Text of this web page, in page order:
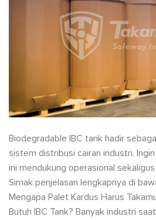
Biodegradable IBC tank hadir
sistem distribusi cairan industri.
ini mendukung operasional
Simak penjelasan lengkapnya di
Mengapa Palet Kardus Harus
Butuh IBC Tank? Banyak industri